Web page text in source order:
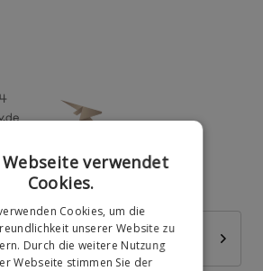
Webseite verwendet
Cookies.
Cookies, um die
unserer Website zu
Durch die weitere Nutzung
Webseite stimmen Sie der